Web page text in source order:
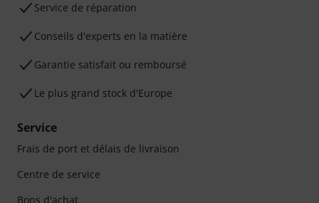
Service de réparation
Conseils d'experts en la matière
Garantie satisfait ou remboursé
Le plus grand stock d'Europe
Service
Frais de port et délais de livraison
Centre de service
Bons d'achat